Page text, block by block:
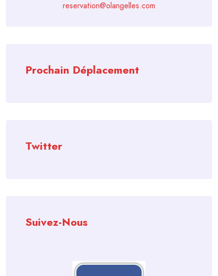
reservation@olangelles.com
Prochain Déplacement
Twitter
Suivez-Nous